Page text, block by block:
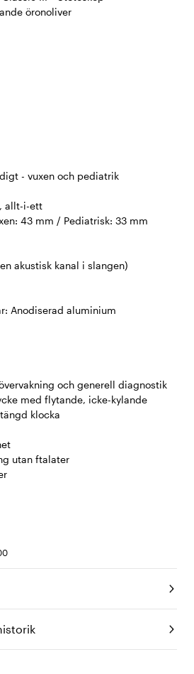
öronoliver
- vuxen och pediatrik
allt-i-ett
43 mm / Pediatrisk: 33 mm
akustisk kanal i slangen)
Anodiserad aluminium
och generell diagnostik
med flytande, icke-kylande
klocka
utan ftalater